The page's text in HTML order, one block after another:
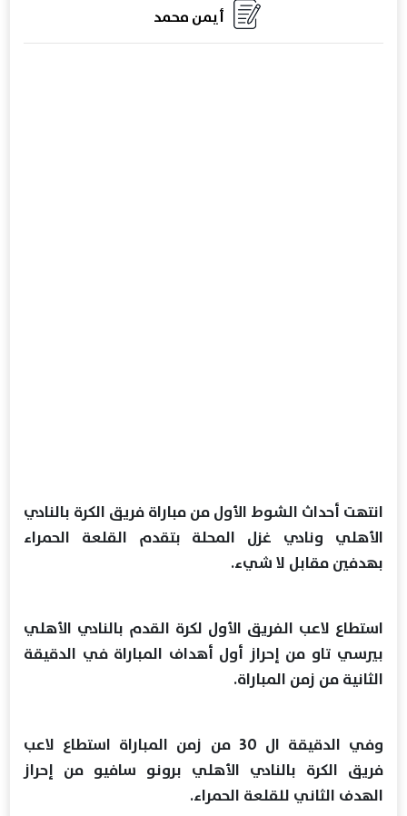
أيمن محمد
انتهت أحداث الشوط الأول من مباراة فريق الكرة بالنادي
الأهلي ونادي غزل المحلة بتقدم القلعة الحمراء
بهدفين مقابل لا شيء.
استطاع لاعب الفريق الأول لكرة القدم بالنادي الأهلي
بيرسي تاو من إحراز أول أهداف المباراة في الدقيقة
الثانية من زمن المباراة.
وفي الدقيقة ال 30 من زمن المباراة استطاع لاعب
فريق الكرة بالنادي الأهلي برونو سافيو من إحراز
الهدف الثاني للقلعة الحمراء.